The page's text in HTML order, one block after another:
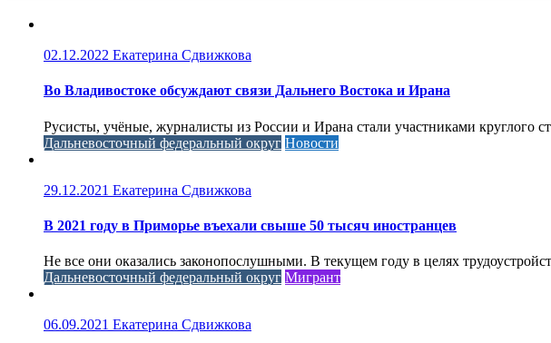
02.12.2022 Екатерина Сдвижкова
Во Владивостоке обсуждают связи Дальнего Востока и Ирана
Русисты, учёные, журналисты из России и Ирана стали участниками круглого
Дальневосточный федеральный округ Новости
29.12.2021 Екатерина Сдвижкова
В 2021 году в Приморье въехали свыше 50 тысяч иностранцев
Не все они оказались законопослушными. В текущем году в целях
Дальневосточный федеральный округ Мигрант
06.09.2021 Екатерина Сдвижкова